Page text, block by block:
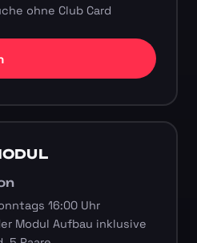
ohne Club Card
16:00 Uhr
Modul Aufbau inklusive